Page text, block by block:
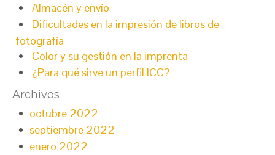
Almacén y envío
Dificultades en la impresión de libros de
fotografía
Color y su gestión en la imprenta
¿Para qué sirve un perfil ICC?
Archivos
octubre 2022
septiembre 2022
enero 2022